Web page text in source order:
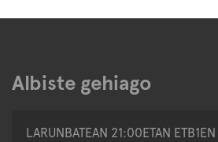
Albiste gehiago
LARUNBATEAN 21:00ETAN ETB1EN